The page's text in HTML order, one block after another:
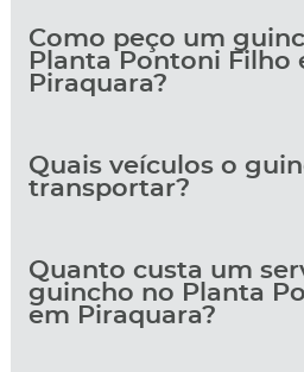
Como peço um
Planta Pontoni Filho
Piraquara?
Quais veículos o
transportar?
Quanto custa um
guincho no Planta
em Piraquara?